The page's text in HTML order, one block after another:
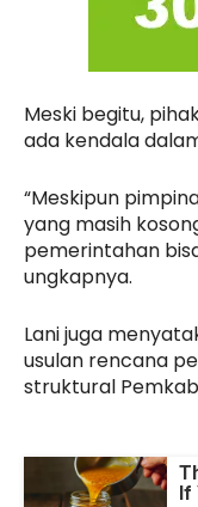
Meski begitu,
ada kendala
“Meskipun
yang masih
pemerintahan
ungkapnya.
Lani juga
usulan rencana
struktural